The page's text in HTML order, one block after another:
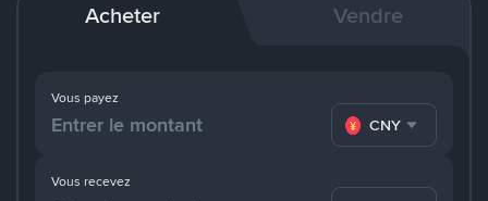
Acheter Vendre
Vous payez
CNY
Vous recevez